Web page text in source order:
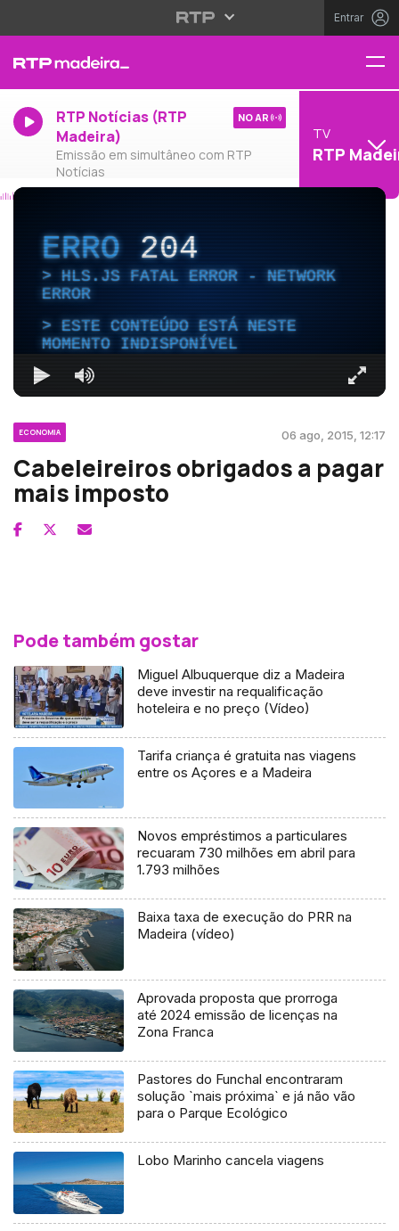
Entrar
RTP Notícias (RTP
Madeira)
Emissão em simultâneo com RTP
Notícias
NO AR
TV
RTP
ERRO204
HLS.JS FATAL ERROR - NETWORK
ERROR
ESTE CONTEÚDO ESTÁ NESTE
MOMENTO INDISPONÍVEL
ECONOMIA 06 ago, 2015, 12:17
Cabeleireiros obrigados a pagar
mais imposto
Pode também gostar
Miguel Albuquerque diz a Madeira
deve investir na requalificação
hoteleira e no preço (Vídeo)
Tarifa criança é gratuita nas viagens
entre os Açores e a Madeira
Novos empréstimos a particulares
recuaram 730 milhões em abril para
1.793 milhões
Baixa taxa de execução do PRR na
Madeira (vídeo)
Aprovada proposta que prorroga
até 2024 emissão de licenças na
Zona Franca
Pastores do Funchal encontraram
solução `mais próxima` e já não vão
para o Parque Ecológico
Lobo Marinho cancela viagens